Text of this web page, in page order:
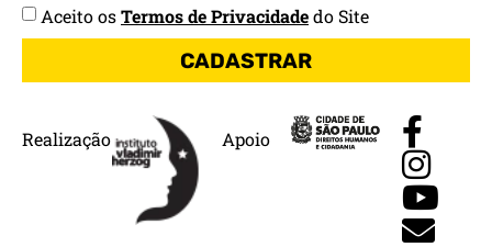
Realização Apoio
Aceito osTermos de Privacidadedo Site
CADASTRAR